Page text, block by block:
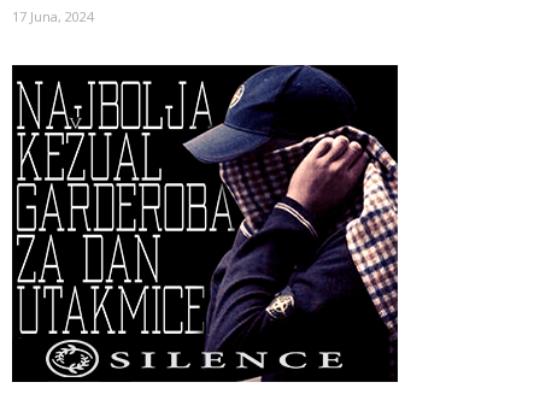
17 Juna, 2024